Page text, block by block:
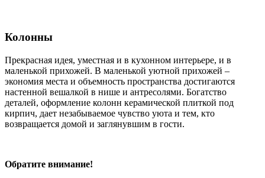
Колонны
Прекрасная идея, уместная и в кухонном интерьере, и в
маленькой прихожей. В маленькой уютной прихожей –
экономия места и объемность пространства достигаются
настенной вешалкой в нише и антресолями. Богатство
деталей, оформление колонн керамической плиткой под
кирпич, дает незабываемое чувство уюта и тем, кто
возвращается домой и заглянувшим в гости.
Обратите внимание!